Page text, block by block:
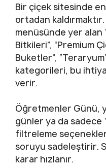
Bir çiçek sitesinde
ortadan
menüsünde yer alan
Bitkileri”, “Premium
Buketler”,
kategorileri, bu
verir.
Öğretmenler Günü,
günler ya da sadece
filtreleme
soruyu sadeleştirir.
karar hızlanır.